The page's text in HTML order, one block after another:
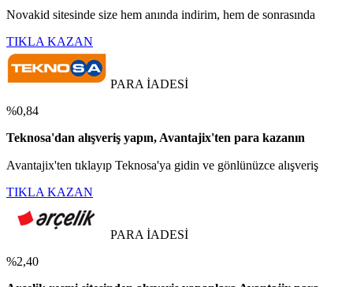
Novakid sitesinde size hem anında indirim, hem de sonrasında
TIKLA KAZAN
PARA İADESİ
%0,84
Teknosa'dan alışveriş yapın, Avantajix'ten para kazanın
Avantajix'ten tıklayıp Teknosa'ya gidin ve gönlünüzce alışveriş
TIKLA KAZAN
PARA İADESİ
%2,40